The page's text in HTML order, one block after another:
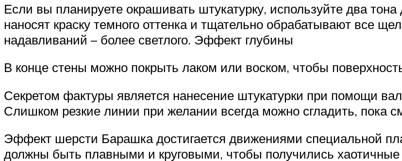
Если вы планируете окрашивать штукатурку, используйте два
наносят краску темного оттенка и тщательно обрабатывают все
надавливаний – более светлого. Эффект глубины
В конце стены можно покрыть лаком или воском, чтобы
Секретом фактуры является нанесение штукатурки при помощи
Слишком резкие линии при желании всегда можно сгладить, пока
Эффект шерсти Барашка достигается движениями специальной
должны быть плавными и круговыми, чтобы получились